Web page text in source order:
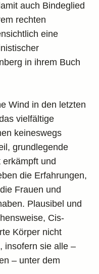
auch Bindeglied
rechten
eine
in ihrem Buch
Wind in den letzten
vielfältige
keineswegs
grundlegende
und
die Erfahrungen,
Frauen und
Plausibel und
Cis-
Körper nicht
insofern sie alle –
– unter dem